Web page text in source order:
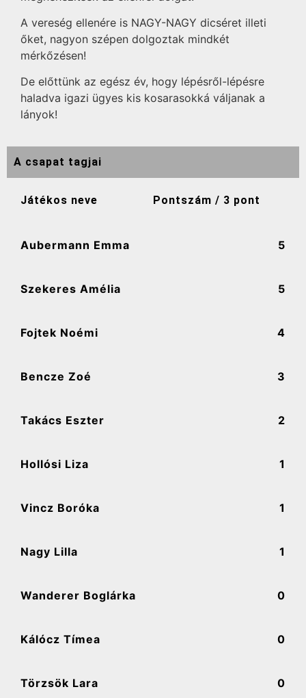
A vereség ellenére is NAGY-NAGY dicséret illeti
őket, nagyon szépen dolgoztak mindkét
mérkőzésen!
De előttünk az egész év, hogy lépésről-lépésre
haladva igazi ügyes kis kosarasokká váljanak a
lányok!
A csapat tagjai
Játékos neve Pontszám / 3 pont
Aubermann Emma 5
Szekeres Amélia 5
Fojtek Noémi 4
Bencze Zoé 3
Takács Eszter 2
Hollósi Liza 1
Vincz Boróka 1
Nagy Lilla 1
Wanderer Boglárka 0
Kálócz Tímea 0
Törzsök Lara 0